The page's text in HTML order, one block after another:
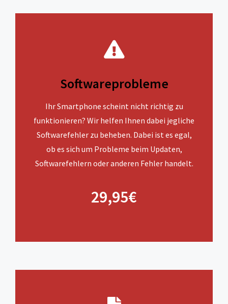
Softwareprobleme
Ihr Smartphone scheint nicht richtig zu
funktionieren? Wir helfen Ihnen dabei jegliche
Softwarefehler zu beheben. Dabei ist es egal,
ob es sich um Probleme beim Updaten,
Softwarefehlern oder anderen Fehler handelt.
29,95€